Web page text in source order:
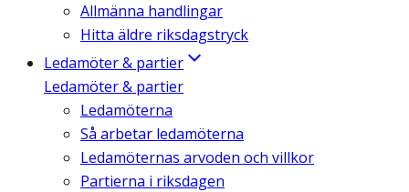
Allmänna handlingar
Hitta äldre riksdagstryck
Ledamöter & partier
Ledamöter & partier
Ledamöterna
Så arbetar ledamöterna
Ledamöternas arvoden och villkor
Partierna i riksdagen